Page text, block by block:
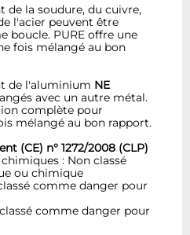
de la soudure, du cuivre,
l'acier peuvent être
boucle. PURE offre une
fois mélangé au bon
de l'aluminium NE
avec un autre métal.
complète pour
mélangé au bon rapport.
(CE) n° 1272/2008 (CLP)
: Non classé
ou chimique
comme danger pour
comme danger pour